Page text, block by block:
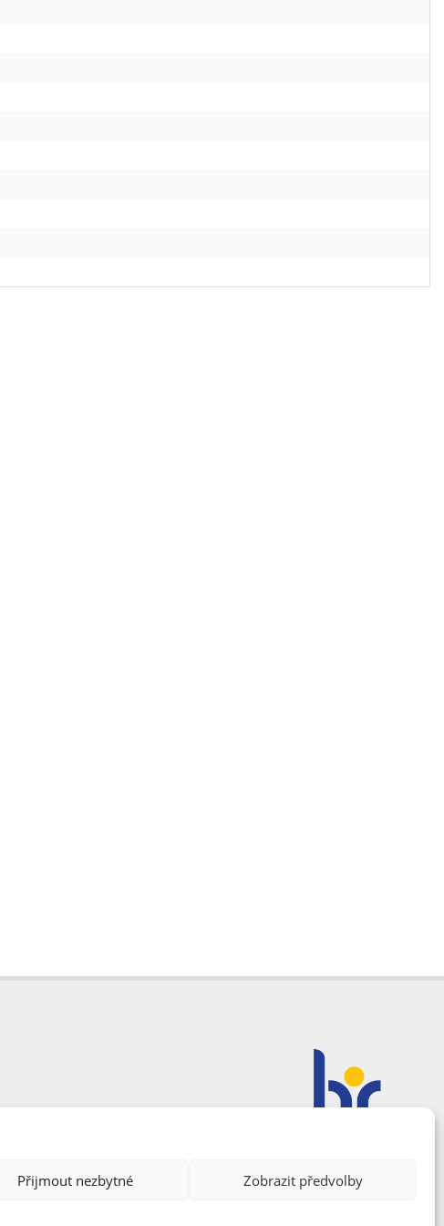
Přijmout nezbytné Zobrazit předvolby